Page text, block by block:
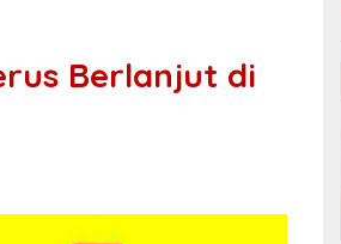
Berlanjut di